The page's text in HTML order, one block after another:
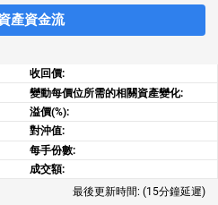
產資金流
收回價:
變動每價位所需的相關資產變化:
溢價(%):
對沖值:
每手份數:
成交額:
最後更新時間: (15分鐘延遲)